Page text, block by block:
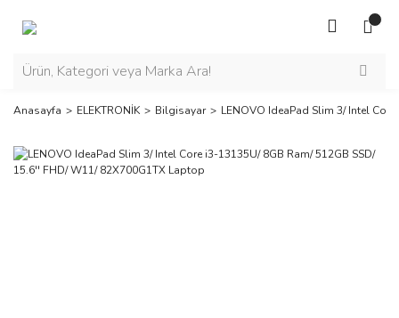
Anasayfa ELEKTRONİK Bilgisayar LENOVO IdeaPad Slim 3/ Intel